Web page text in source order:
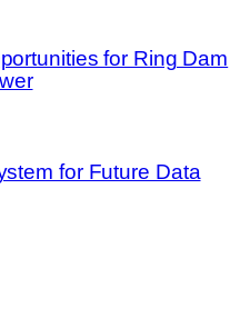
for Ring Dam
for Future Data